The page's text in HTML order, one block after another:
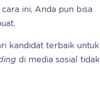
ini, Anda pun bisa
kandidat terbaik untuk
di media sosial tidak